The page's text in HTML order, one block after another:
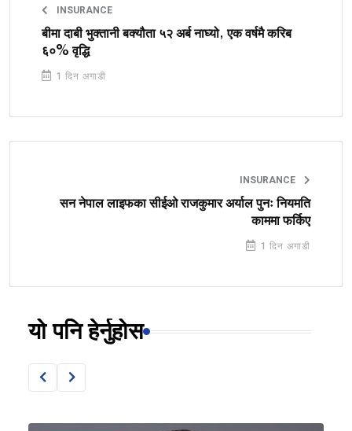
INSURANCE
बीमा दाबी भुक्तानी बक्यौता ५२ अर्ब नाघ्यो, एक वर्षमै करिब
६०% वृद्धि
1 दिन अगाडी
INSURANCE
सन नेपाल लाइफका सीईओ राजकुमार अर्याल पुनः नियमति
काममा फर्किए
1 दिन अगाडी
यो पनि हेर्नुहोस